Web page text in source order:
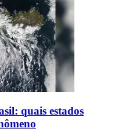
quais estados